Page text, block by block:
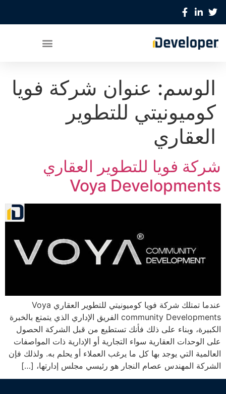
الوسم: عنوان شركة فويا
كوميونيتي للتطوير
العقاري
شركة فويا للتطوير العقاري
Voya Developments
عندما تمتلك شركة فويا كوميونيتي للتطوير العقاري Voya
community Developments الفريق الإداري الذي يتمتع بالخبرة
الكبيرة، وبناء على ذلك فأنك تستطيع من قبل الشركة الحصول
على الوحدات العقارية سواء التجارية أو الإدارية ذات المواصفات
العالمية التي يوجد بها كل ما يرغب العملاء أو يحلم به. ولذلك فإن
الشركة المهندس عصام النجار هو رئيسي مجلس إدارتها، […]